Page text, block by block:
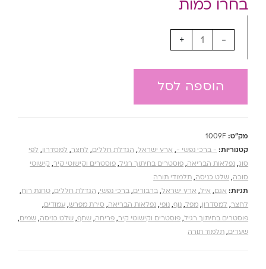
-
+
הוספה לסל
מק"ט: 1009F
קטגוריות: - ברכי נפשי -, ארץ ישראל, הגדלת חללים, לחצר, למסדרון, לפי
סוג, נפלאות הבריאה, פוסטרים בחיתוך רגיל, פוסטרים וקישוטי קיר, קישוטי
סוכה, שלט כניסה, תלמודי תורה
תגיות: אגם, איל, ארץ ישראל, ברבורים, ברכי נפשי, הגדלת חללים, טחנת רוח,
לחצר, למסדרון, מפל, נוף, נופי, נפלאות הבריאה, סירת מפרש, עמודים,
פוסטרים בחיתוך רגיל, פוסטרים וקישוטי קיר, פריחה, שחף, שלט כניסה, שמים,
שערים, תלמוד תורה